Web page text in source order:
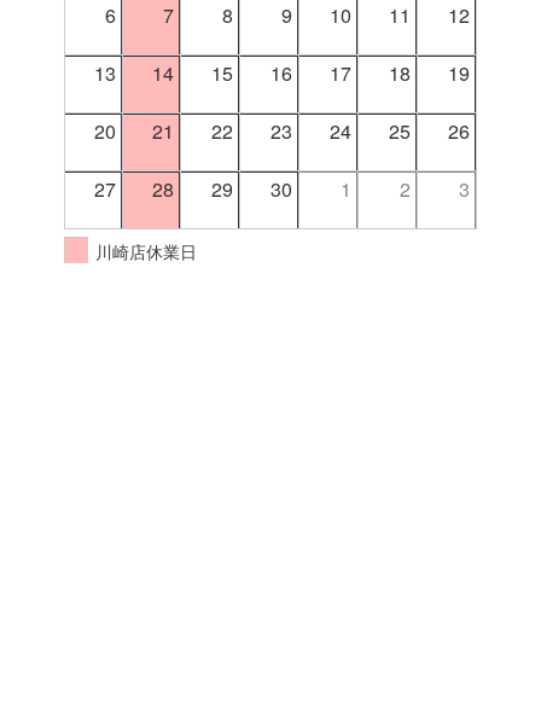
6 7 8 9 10 11 12
13 14 15 16 17 18 19
20 21 22 23 24 25 26
27 28 29 30 1 2 3
川崎店休業日